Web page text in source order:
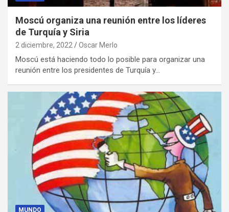
Moscú organiza una reunión entre los líderes
de Turquía y Siria
2 diciembre, 2022 Oscar Merlo
Moscú está haciendo todo lo posible para organizar una
reunión entre los presidentes de Turquía y…
MUNDO